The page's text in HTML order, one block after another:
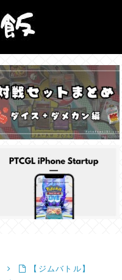
【ジムバトル】